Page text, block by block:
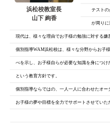
浜松校教室長
山下 絢香
テストの
が周りに
現代は、様々な理由でお子様の勉強に対する嫌
個別指導WAM浜松校は、様々な分野からお子
べを示し、お子様自らが必要な知識を身につけ
という教育方針です。
個別指導ならではの、一人一人に合わせたオー
お子様の夢や目標を全力でサポートさせていた